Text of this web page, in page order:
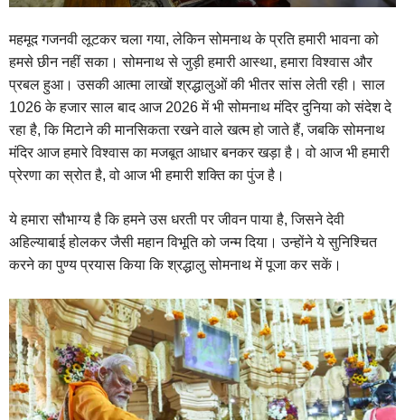
महमूद गजनवी लूटकर चला गया, लेकिन सोमनाथ के प्रति हमारी भावना को
हमसे छीन नहीं सका। सोमनाथ से जुड़ी हमारी आस्था, हमारा विश्वास और
प्रबल हुआ। उसकी आत्मा लाखों श्रद्धालुओं की भीतर सांस लेती रही। साल
1026 के हजार साल बाद आज 2026 में भी सोमनाथ मंदिर दुनिया को संदेश दे
रहा है, कि मिटाने की मानसिकता रखने वाले खत्म हो जाते हैं, जबकि सोमनाथ
मंदिर आज हमारे विश्वास का मजबूत आधार बनकर खड़ा है। वो आज भी हमारी
प्रेरणा का स्रोत है, वो आज भी हमारी शक्ति का पुंज है।
ये हमारा सौभाग्य है कि हमने उस धरती पर जीवन पाया है, जिसने देवी
अहिल्याबाई होलकर जैसी महान विभूति को जन्म दिया। उन्होंने ये सुनिश्चित
करने का पुण्य प्रयास किया कि श्रद्धालु सोमनाथ में पूजा कर सकें।